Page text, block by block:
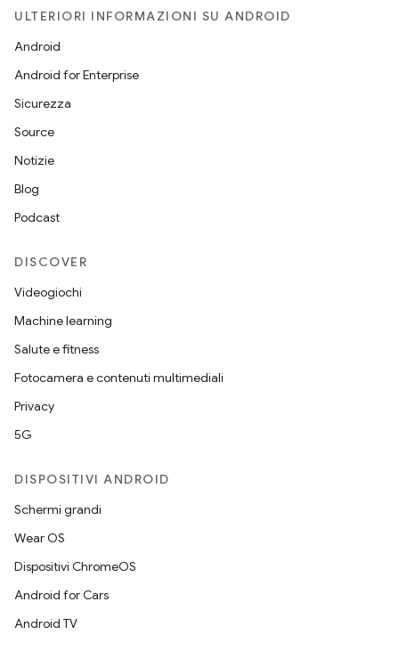
ULTERIORI INFORMAZIONI SU ANDROID
Android
Android for Enterprise
Sicurezza
Source
Notizie
Blog
Podcast
DISCOVER
Videogiochi
Machine learning
Salute e fitness
Fotocamera e contenuti multimediali
Privacy
5G
DISPOSITIVI ANDROID
Schermi grandi
Wear OS
Dispositivi ChromeOS
Android for Cars
Android TV